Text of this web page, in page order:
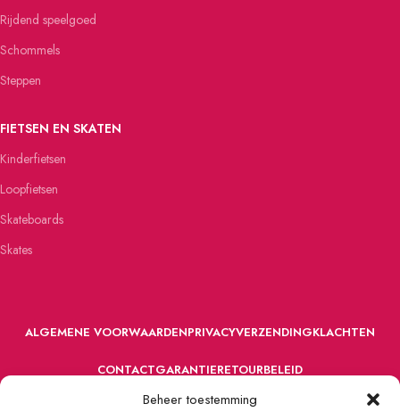
Beheer toestemming
Rijdend speelgoed
Schommels
Steppen
FIETSEN EN SKATEN
Kinderfietsen
Loopfietsen
Skateboards
Skates
ALGEMENE VOORWAARDENPRIVACYVERZENDINGKLACHTEN
CONTACTGARANTIERETOURBELEID